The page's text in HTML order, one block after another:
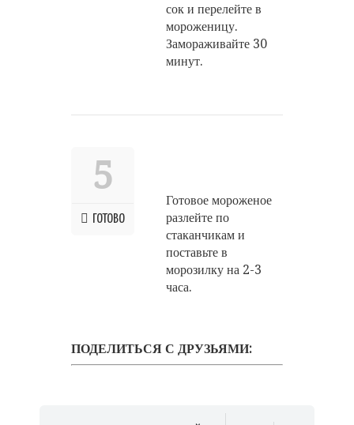
сок и перелейте в
мороженицу.
Замораживайте 30
минут.
5
ГОТОВО
Готовое мороженое
разлейте по
стаканчикам и
поставьте в
морозилку на 2-3
часа.
ПОДЕЛИТЬСЯ С ДРУЗЬЯМИ: